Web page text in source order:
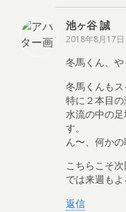
池ヶ谷 誠
2018年8月17日
冬馬くん、や
冬馬くんもス
特に２本目の
水流の中の
す。
ん〜、何かの
こちらこそ
では来週も
返信